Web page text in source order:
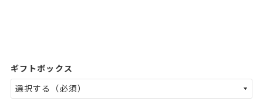
ギフトボックス